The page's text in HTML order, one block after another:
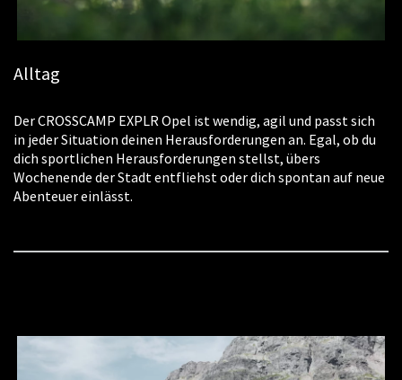
Alltag
Der CROSSCAMP EXPLR Opel ist wendig, agil und passt sich
in jeder Situation deinen Herausforderungen an. Egal, ob du
dich sportlichen Herausforderungen stellst, übers
Wochenende der Stadt entfliehst oder dich spontan auf neue
Abenteuer einlässt.